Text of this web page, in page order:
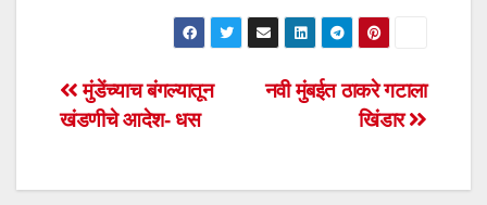
s
A
p
e
b
o
wi
tt
er
m
ail
h
ar
e
Post
navigation
नवी मुंबईत ठाकरे गटाला
खिंडार
मुंडेंच्याच बंगल्यातून
खंडणीचे आदेश- धस